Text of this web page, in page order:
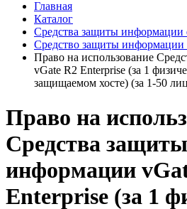
Главная
Каталог
Средства защиты
Средство защиты информации
Право на использование
vGate R2 Enterprise (за 1
защищаемом хосте) (за 1-50
Право на
Средства защиты
информации
Enterprise (за 1